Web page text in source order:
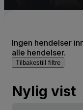
Ingen hendelser
alle hendelser.
Tilbakestill filtre
Nylig vist